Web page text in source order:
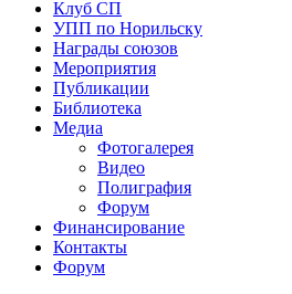
Клуб СП
УПП по Норильску
Награды союзов
Мероприятия
Публикации
Библиотека
Медиа
Фотогалерея
Видео
Полиграфия
Форум
Финансирование
Контакты
Форум